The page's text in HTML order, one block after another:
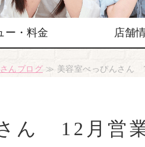
ー・料金 店舗
んブログ ≫ 美容室べっぴんさん
ん 12月営